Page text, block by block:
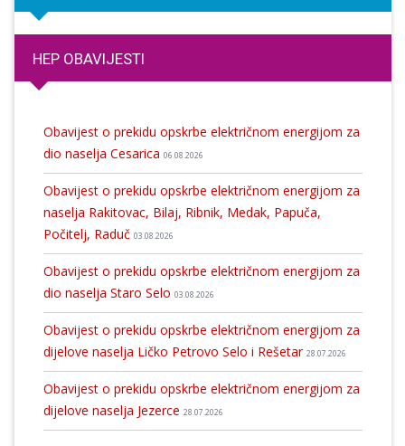
HEP OBAVIJESTI
Obavijest o prekidu opskrbe električnom energijom za
dio naselja Cesarica 06.08.2026
Obavijest o prekidu opskrbe električnom energijom za
naselja Rakitovac, Bilaj, Ribnik, Medak, Papuča,
Počitelj, Raduč 03.08.2026
Obavijest o prekidu opskrbe električnom energijom za
dio naselja Staro Selo 03.08.2026
Obavijest o prekidu opskrbe električnom energijom za
dijelove naselja Ličko Petrovo Selo i Rešetar 28.07.2026
Obavijest o prekidu opskrbe električnom energijom za
dijelove naselja Jezerce 28.07.2026